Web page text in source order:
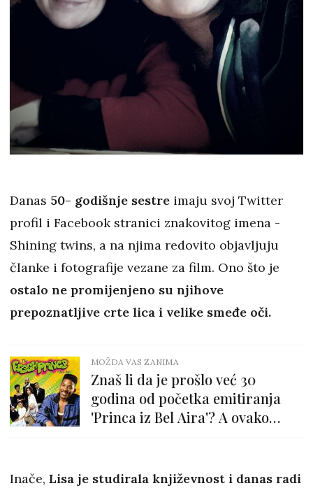
Danas 50- godišnje sestre imaju svoj Twitter
profil i Facebook stranici znakovitog imena -
Shining twins, a na njima redovito objavljuju
članke i fotografije vezane za film. Ono što je
ostalo ne promijenjeno su njihove
prepoznatljive crte lica i velike smeđe oči.
MOŽDA VAS ZANIMA
Znaš li da je prošlo već 30
godina od početka emitiranja
'Princa iz Bel Aira'? A ovako
Inače, Lisa je studirala književnost i danas radi